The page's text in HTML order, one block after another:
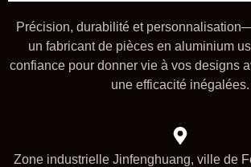
Précision, durabilité et
un fabricant de pièces en aluminium
confiance pour donner vie à vos designs
une efficacité inégalées.
Zone industrielle Jinfenghuang, ville de